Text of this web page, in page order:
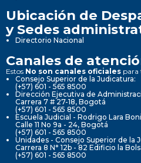
Ubicación de
y Sedes
Directorio Nacional
Canales de
Estos No son canales oficiales
Consejo Superior de la Judicatura:
(+57) 601 - 565 8500
Dirección Ejecutiva de
Carrera 7 # 27-18, Bogotá
(+57) 601 - 565 8500
Escuela Judicial - Rodrigo Lara
Calle 11 No 9a - 24, Bogotá
(+57) 601 - 565 8500
Unidades - Consejo Superior de la
Carrera 8 N° 12b - 82 Edificio la
(+57) 601 - 565 8500